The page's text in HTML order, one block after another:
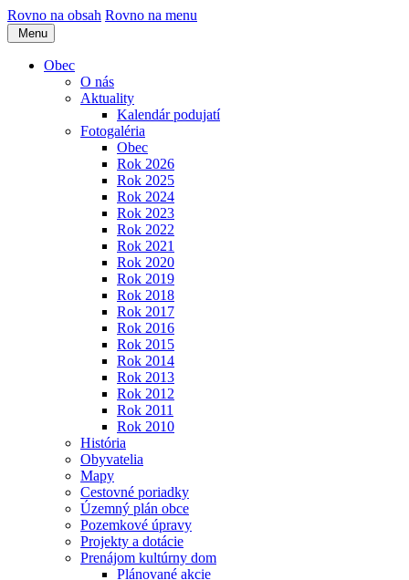
Rovno na obsah Rovno na menu
Menu
Obec
O nás
Aktuality
Kalendár podujatí
Fotogaléria
Obec
Rok 2026
Rok 2025
Rok 2024
Rok 2023
Rok 2022
Rok 2021
Rok 2020
Rok 2019
Rok 2018
Rok 2017
Rok 2016
Rok 2015
Rok 2014
Rok 2013
Rok 2012
Rok 2011
Rok 2010
História
Obyvatelia
Mapy
Cestovné poriadky
Územný plán obce
Pozemkové úpravy
Projekty a dotácie
Prenájom kultúrny dom
Plánované akcie